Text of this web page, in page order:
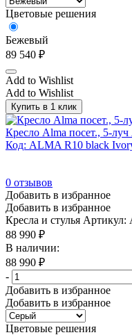
Цветовые решения
Бежевый
89 540 ₽
Add to Wishlist
Add to Wishlist
Купить в 1 клик
Кресло Alma посет., 5-
Код: ALMA R10 black
0 отзывов
Добавить в избранное
Добавить в избранное
Кресла и стулья Артикул:
88 990 ₽
В наличии:
88 990 ₽
-
Добавить в избранное
Добавить в избранное
Цветовые решения